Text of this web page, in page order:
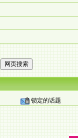
锁定的话题